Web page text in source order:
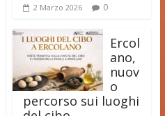
2 Marzo 2026 0
Ercol
ano,
nuov
o
percorso sui luoghi